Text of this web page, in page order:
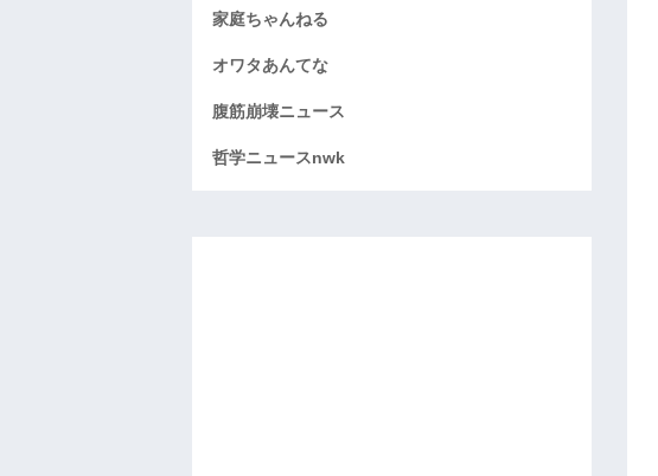
家庭ちゃんねる
オワタあんてな
腹筋崩壊ニュース
哲学ニュースnwk